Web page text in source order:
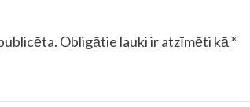
Obligātie lauki ir atzīmēti kā *